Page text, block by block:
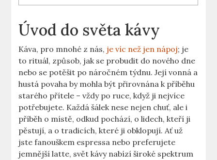
Úvod do světa kávy
Káva, pro mnohé z nás, je víc než jen nápoj; je
to rituál, způsob, jak se probudit do nového dne
nebo se potěšit po náročném týdnu. Její vonná a
hustá povaha by mohla být přirovnána k příběhu
starého přítele – vždy po ruce, když ji nejvíce
potřebujete. Každá šálek nese nejen chuť, ale i
příběh o místě, odkud pochází, o lidech, kteří ji
pěstují, a o tradicích, které ji obklopují. Ať už
jste fanouškem espressa nebo preferujete
jemnější latte, svět kávy nabízí široké spektrum